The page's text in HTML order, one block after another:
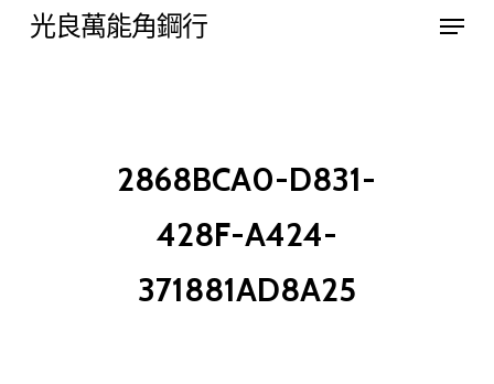
光良萬能角鋼行 Menu
2868BCA0-D831-
428F-A424-
371881AD8A25